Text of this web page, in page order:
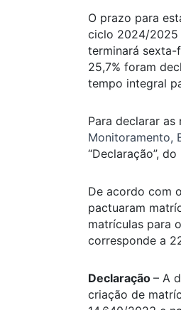
O prazo para
ciclo 2024/2025
terminará sexta-
25,7% foram
tempo integral
Para declarar as
Monitoramento,
“Declaração”,
De acordo com
pactuaram
matrículas para
corresponde a
Declaração – A
criação de